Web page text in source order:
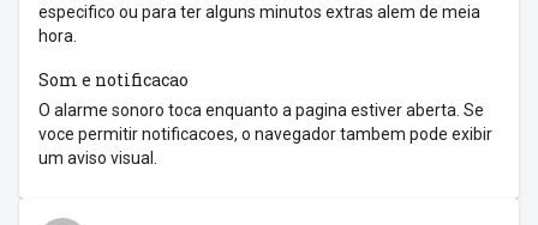
especifico ou para ter alguns minutos extras alem de meia
hora.
Som e notificacao
O alarme sonoro toca enquanto a pagina estiver aberta. Se
voce permitir notificacoes, o navegador tambem pode exibir
um aviso visual.